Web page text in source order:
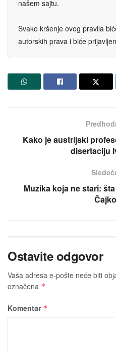
našem sajtu.
Svako kršenje ovog pravila
autorskih prava i biće
Kako je austrijski
disertaciju
Muzika koja ne stari:
Ostavite odgovor
Vaša adresa e-pošte neće biti
označena *
Komentar *